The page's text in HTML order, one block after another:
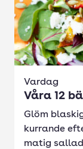
Vardag
Våra 12
Glöm
kurrande
matig